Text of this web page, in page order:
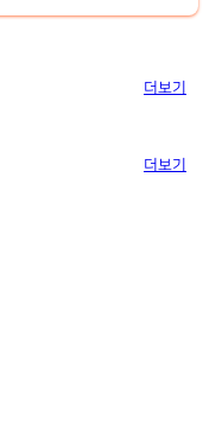
더보기
더보기